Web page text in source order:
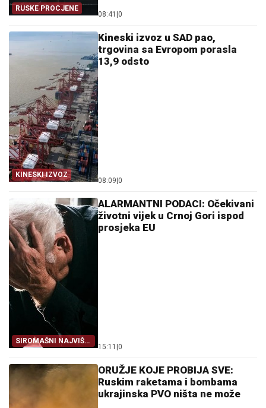
RUSKE PROCJENE
08:41 0
KINESKI IZVOZ
Kineski izvoz u SAD pao,
trgovina sa Evropom porasla
13,9 odsto
08:09 0
SIROMAŠNI NAJVIŠE
TRPE
ALARMANTNI PODACI: Očekivani
životni vijek u Crnoj Gori ispod
prosjeka EU
15:11 0
ORUŽJE KOJE PROBIJA SVE:
Ruskim raketama i bombama
ukrajinska PVO ništa ne može